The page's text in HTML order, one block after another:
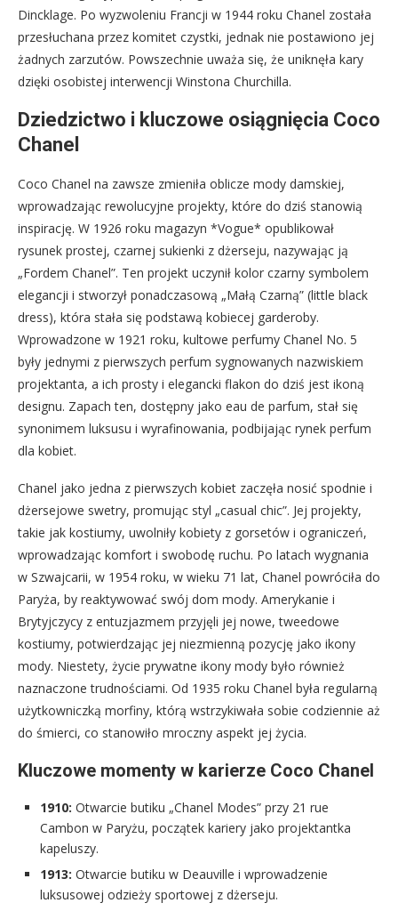
Dincklage. Po wyzwoleniu Francji w 1944 roku Chanel została
przesłuchana przez komitet czystki, jednak nie postawiono jej
żadnych zarzutów. Powszechnie uważa się, że uniknęła kary
dzięki osobistej interwencji Winstona Churchilla.
Dziedzictwo i kluczowe osiągnięcia Coco
Chanel
Coco Chanel na zawsze zmieniła oblicze mody damskiej,
wprowadzając rewolucyjne projekty, które do dziś stanowią
inspirację. W 1926 roku magazyn *Vogue* opublikował
rysunek prostej, czarnej sukienki z dżerseju, nazywając ją
„Fordem Chanel”. Ten projekt uczynił kolor czarny symbolem
elegancji i stworzył ponadczasową „Małą Czarną” (little black
dress), która stała się podstawą kobiecej garderoby.
Wprowadzone w 1921 roku, kultowe perfumy Chanel No. 5
były jednymi z pierwszych perfum sygnowanych nazwiskiem
projektanta, a ich prosty i elegancki flakon do dziś jest ikoną
designu. Zapach ten, dostępny jako eau de parfum, stał się
synonimem luksusu i wyrafinowania, podbijając rynek perfum
dla kobiet.
Chanel jako jedna z pierwszych kobiet zaczęła nosić spodnie i
dżersejowe swetry, promując styl „casual chic”. Jej projekty,
takie jak kostiumy, uwolniły kobiety z gorsetów i ograniczeń,
wprowadzając komfort i swobodę ruchu. Po latach wygnania
w Szwajcarii, w 1954 roku, w wieku 71 lat, Chanel powróciła do
Paryża, by reaktywować swój dom mody. Amerykanie i
Brytyjczycy z entuzjazmem przyjęli jej nowe, tweedowe
kostiumy, potwierdzając jej niezmienną pozycję jako ikony
mody. Niestety, życie prywatne ikony mody było również
naznaczone trudnościami. Od 1935 roku Chanel była regularną
użytkowniczką morfiny, którą wstrzykiwała sobie codziennie aż
do śmierci, co stanowiło mroczny aspekt jej życia.
Kluczowe momenty w karierze Coco Chanel
1910: Otwarcie butiku „Chanel Modes” przy 21 rue
Cambon w Paryżu, początek kariery jako projektantka
kapeluszy.
1913: Otwarcie butiku w Deauville i wprowadzenie
luksusowej odzieży sportowej z dżerseju.